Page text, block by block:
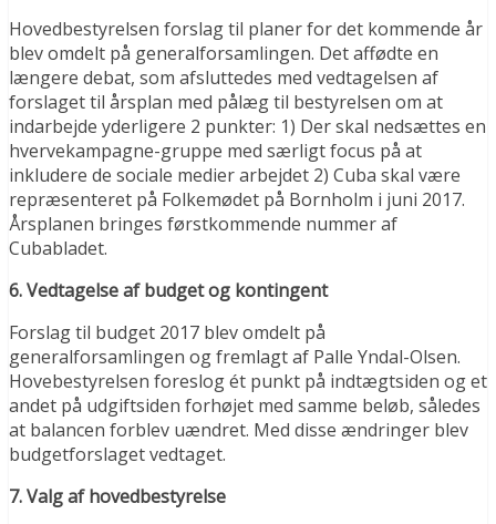
Hovedbestyrelsen forslag til planer for det kommende år
blev omdelt på generalforsamlingen. Det affødte en
længere debat, som afsluttedes med vedtagelsen af
forslaget til årsplan med pålæg til bestyrelsen om at
indarbejde yderligere 2 punkter: 1) Der skal nedsættes en
hvervekampagne-gruppe med særligt focus på at
inkludere de sociale medier arbejdet 2) Cuba skal være
repræsenteret på Folkemødet på Bornholm i juni 2017.
Årsplanen bringes førstkommende nummer af
Cubabladet.
6. Vedtagelse af budget og kontingent
Forslag til budget 2017 blev omdelt på
generalforsamlingen og fremlagt af Palle Yndal-Olsen.
Hovebestyrelsen foreslog ét punkt på indtægtsiden og et
andet på udgiftsiden forhøjet med samme beløb, således
at balancen forblev uændret. Med disse ændringer blev
budgetforslaget vedtaget.
7. Valg af hovedbestyrelse